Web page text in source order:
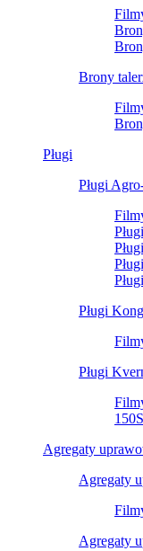
Brony
Pługi
Pługi
Pługi
Pługi
Agregaty
Agregaty
Agregaty